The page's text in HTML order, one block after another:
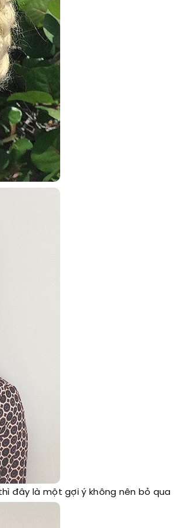
đây là một gợi ý không nên bỏ qua